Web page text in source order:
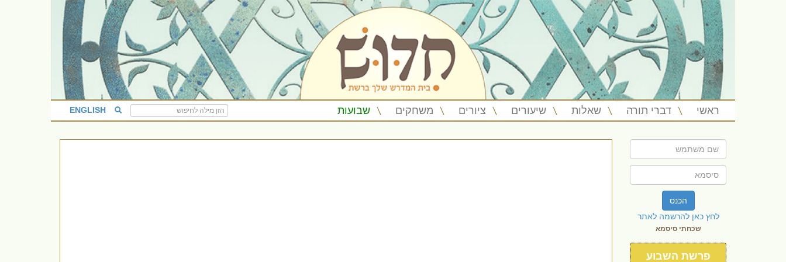
ראשי דברי תורה שאלות שיעורים ציורים משחקים שבועות ENGLISH
הכנס
לחץ כאן להרשמה לאתר
שכחתי סיסמא
פרשת השבוע